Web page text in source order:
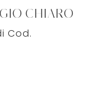
CHIARO
Cod.